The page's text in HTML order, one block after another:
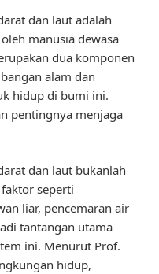
dan laut adalah
manusia dewasa
dua komponen
alam dan
hidup di bumi ini.
pentingnya menjaga
dan laut bukanlah
seperti
liar, pencemaran air
tantangan utama
ini. Menurut Prof.
hidup,